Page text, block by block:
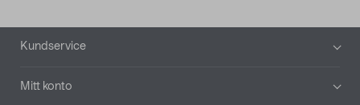
Sidfot
Kundservice
Mitt konto